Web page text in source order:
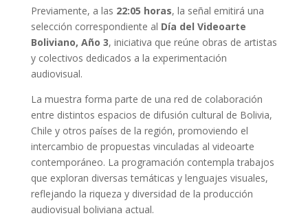
Previamente, a las 22:05 horas, la señal emitirá una
selección correspondiente al Día del Videoarte
Boliviano, Año 3, iniciativa que reúne obras de artistas
y colectivos dedicados a la experimentación
audiovisual.
La muestra forma parte de una red de colaboración
entre distintos espacios de difusión cultural de Bolivia,
Chile y otros países de la región, promoviendo el
intercambio de propuestas vinculadas al videoarte
contemporáneo. La programación contempla trabajos
que exploran diversas temáticas y lenguajes visuales,
reflejando la riqueza y diversidad de la producción
audiovisual boliviana actual.